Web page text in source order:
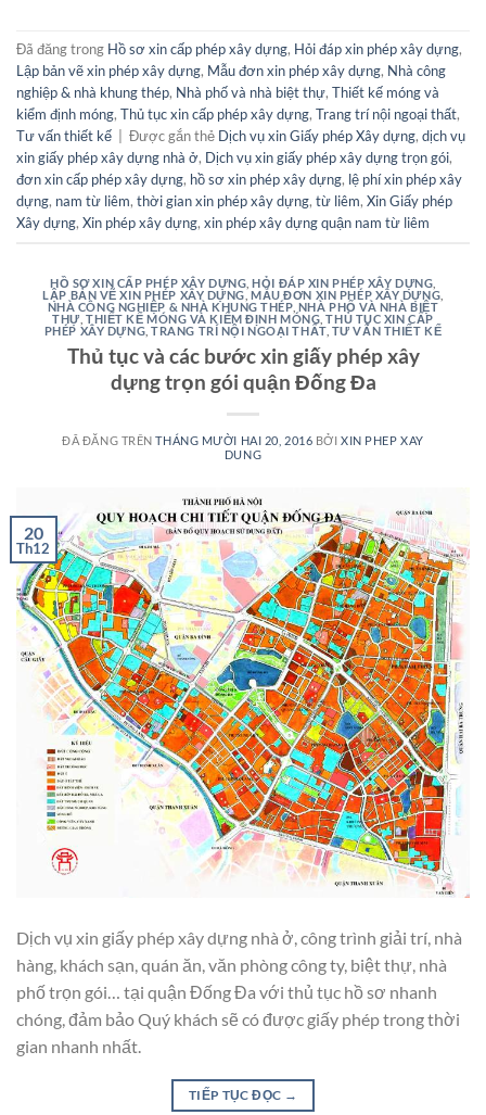
Đã đăng trong Hồ sơ xin cấp phép xây dựng, Hỏi đáp xin phép xây dựng,
Lập bản vẽ xin phép xây dựng, Mẫu đơn xin phép xây dựng, Nhà công
nghiệp & nhà khung thép, Nhà phố và nhà biệt thự, Thiết kế móng và
kiểm định móng, Thủ tục xin cấp phép xây dựng, Trang trí nội ngoại thất,
Tư vấn thiết kế
Được gắn thẻ Dịch vụ xin Giấy phép Xây dựng, dịch vụ
xin giấy phép xây dựng nhà ở, Dịch vụ xin giấy phép xây dựng trọn gói,
đơn xin cấp phép xây dựng, hồ sơ xin phép xây dựng, lệ phí xin phép xây
dựng, nam từ liêm, thời gian xin phép xây dựng, từ liêm, Xin Giấy phép
Xây dựng, Xin phép xây dựng, xin phép xây dựng quận nam từ liêm
HỒ SƠ XIN CẤP PHÉP XÂY DỰNG ,HỎI ĐÁP XIN PHÉP XÂY DỰNG
LẬP BẢN VẼ XIN PHÉP XÂY DỰNG ,MẪU ĐƠN XIN PHÉP XÂY DỰNG
NHÀ CÔNG NGHIỆP & NHÀ KHUNG THÉP, NHÀ PHỐ VÀ NHÀ BIỆT
THỰ THIẾT KẾ MÓNG VÀ KIỂM ĐỊNH MÓNG ,THỦ TỤC XIN CẤP
PHÉP XÂY DỰNG ,TRANG TRÍ NỘI NGOẠI THẤT, TƯ VẤN THIẾT KẾ
Thủ tục và các bước xin giấy phép xây
dựng trọn gói quận Đống Đa
ĐÃ ĐĂNG TRÊNTHÁNG MƯỜI HAI 20, 2016 BỞIXIN PHEP XAY
DUNG
20
Th12
Dịch vụ xin giấy phép xây dựng nhà ở, công trình giải trí, nhà
hàng, khách sạn, quán ăn, văn phòng công ty, biệt thự, nhà
phố trọn gói… tại quận Đống Đa với thủ tục hồ sơ nhanh
chóng, đảm bảo Quý khách sẽ có được giấy phép trong thời
gian nhanh nhất.
TIẾP TỤC ĐỌC →